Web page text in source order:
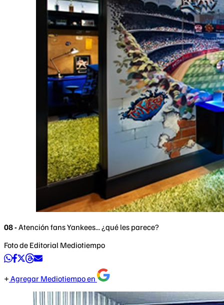
08 -Atención fans Yankees... ¿qué les parece?
Foto de Editorial Mediotiempo
Agregar Mediotiempo en